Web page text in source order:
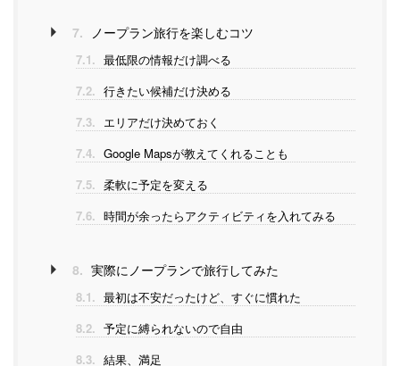
7. ノープラン旅行を楽しむコツ
7.1. 最低限の情報だけ調べる
7.2. 行きたい候補だけ決める
7.3. エリアだけ決めておく
7.4. Google Mapsが教えてくれることも
7.5. 柔軟に予定を変える
7.6. 時間が余ったらアクティビティを入れてみる
8. 実際にノープランで旅行してみた
8.1. 最初は不安だったけど、すぐに慣れた
8.2. 予定に縛られないので自由
8.3. 結果、満足